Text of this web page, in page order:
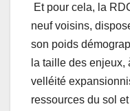
Et pour cela, la
neuf voisins,
son poids
la taille des enjeux,
velléité
ressources du sol